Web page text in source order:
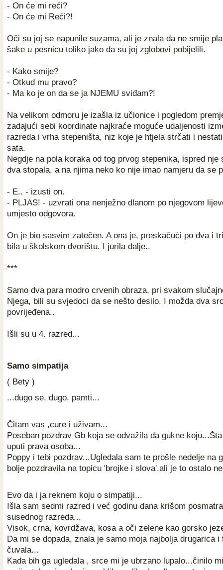
- On će mi reći?
- On će mi Reći?!
Oči su joj se napunile suzama, ali je znala da ne smije
šake u pesnicu toliko jako da su joj zglobovi pobijelili.
- Kako smije?
- Otkud mu pravo?
- Ma ko je on da se ja NJEMU sviđam?!
Na velikom odmoru je izašla iz učionice i pogledom
zadajući sebi koordinate najkraće moguće udaljenosti
razreda i vrha stepeništa, niz koje je htjela strčati i
sata.
Negdje na pola koraka od tog prvog stepenika, ispred nje
dva stopala, a na njima neko ko nije imao namjeru da se
- E.. - izusti on.
- PLJAS! - uzvrati ona nenježno dlanom po njegovom
umjesto odgovora.
On je bio sasvim zatečen. A ona je, preskačući po dva i
bila u školskom dvorištu. I jurila dalje..
***
Samo dva para modro crvenih obraza, pri svakom
Njega, bili su svjedoci da se nešto desilo. I možda dva
povrijeđena..
Išli su u 4. razred...
Samo simpatija
( Bety )
...dugo se, dugo, pamti...
Čitam vas ,cure i uživam...
Poseban pozdrav Gb koja se odvažila da gukne
uputi prava osoba...
Poppy i tebi pozdrav...Ugledala sam te prošle nedelje na
bolje pozdravila na topicu 'brojke i slova',ali je to ostalo
Evo da i ja reknem koju o simpatiji...
Išla sam sedmi razred i već godinu dana krišom
susednog razreda...
Visok, crna, kovrdžava, kosa a oči zelene kao gorsko
Da mi se dopada, znala je samo moja najbolja drugarica i
čuvala...
Kada bih ga ugledala , srce mi je ubrzano lupalo...činilo